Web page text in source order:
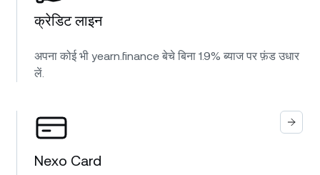
क्रेडिट लाइन
अपना कोई भी yearn.finance बेचे बिना 1.9% ब्याज पर फ़ंड उधार
लें.
Nexo Card